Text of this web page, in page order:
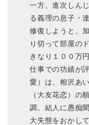
一方、進次しん
る義理の息子・
修復しようと、
り切って部屋の
きなり１００万
仕事での功績が
愛）は、相沢あ
（大友花恋）の
調。結人に愚痴
大失態をおかし